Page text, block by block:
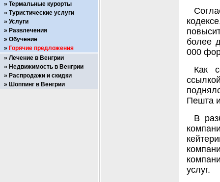
более
000
Как
Пешта
В
услуг.
Термальные курорты
Туристические услуги
Услуги
Развлечения
Обучение
Горячие предложения
Лечение в Венгрии
Недвижимость в Венгрии
Распродажи и скидки
Шоппинг в Венгрии